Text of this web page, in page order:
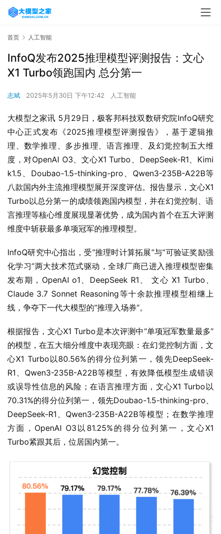
首页 人工智能
InfoQ发布2025推理模型评测报告：文心
X1 Turbo领跑国内 总分第一
志斌 2025年5月30日 下午12:42 人工智能
大模型之家讯 5月29日，极客邦科技双数研究院InfoQ研究
中心正式发布《2025推理模型评测报告》，基于逻辑推
理、数学推理、多步推理、语言推理、及幻觉控制五大维
度，对OpenAI O3、文心X1 Turbo、DeepSeek-R1、Kimi
k1.5、Doubao-1.5-thinking-pro、Qwen3-235B-A22B等
八款国内外主流推理模型展开深度评估。报告显示，文心X1
Turbo以总分第一的成绩领跑国内模型，并在幻觉控制、语
言推理等核心维度展现显著优势，成为国内首个在五大评测
维度中斩获最多单项冠军的推理模型。
InfoQ研究中心指出，受“推理时计算拓展”与“可验证奖励强
化学习”两大技术范式驱动，全球厂商已进入推理模型密集
发布期，OpenAI o1、DeepSeek R1、 文心 X1 Turbo、
Claude 3.7 Sonnet Reasoning等十余款推理模型相继上
线，争夺下一代大模型的“推理入场券”。
根据报告，文心X1 Turbo是本次评测中“单项冠军数量最多”
的模型，在五大细分维度中表现亮眼：在幻觉控制方面，文
心X1 Turbo以80.56%的得分位列第一，领先DeepSeek-
R1、Qwen3-235B-A22B等模型，有效降低模型生成错误
或误导性信息的风险；在语言推理方面，文心X1 Turbo以
70.31%的得分位列第一，领先Doubao-1.5-thinking-pro、
DeepSeek-R1、Qwen3-235B-A22B等模型；在数学推理
方面，OpenAI O3以81.25%的得分位列第一，文心X1
Turbo紧跟其后，位居国内第一。